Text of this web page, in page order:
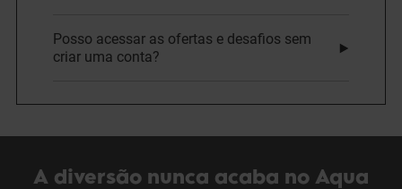
Posso acessar as ofertas e desafios sem
criar uma conta?
A diversão nunca acaba no Aqua